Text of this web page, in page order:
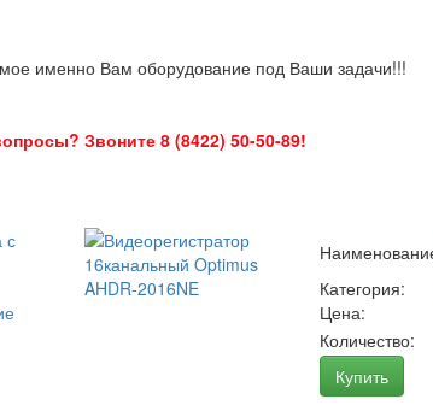
именно Вам оборудование под Ваши задачи!!!
Звоните 8 (8422) 50-50-89!
с
Категория:
Цена:
Количество:
Купить